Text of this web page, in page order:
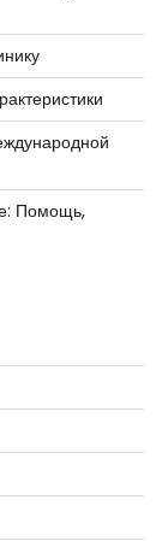
Помощь,